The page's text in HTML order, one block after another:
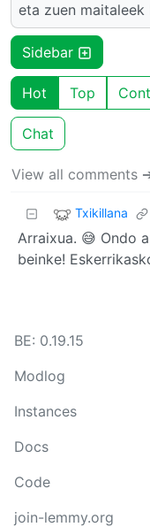
eta zuen maitaleek
Sidebar
Hot Top
Chat
View all comments
Txikillana
Arraixua. 😅 Ondo
beinke!
BE: 0.19.15
Modlog
Instances
Docs
Code
join-lemmy.org